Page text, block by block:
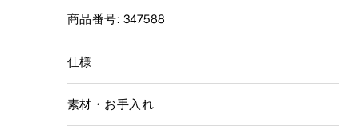
商品番号: 347588
仕様
素材・お手入れ